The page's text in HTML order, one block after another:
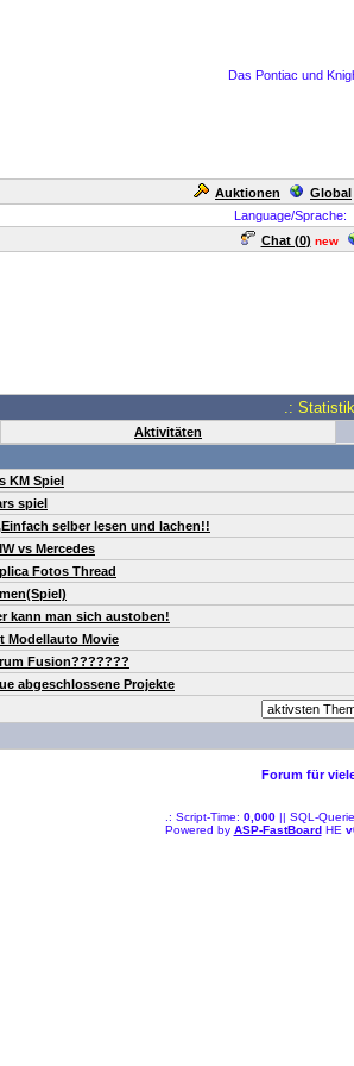
Das Pontiac und
Auktionen Global
Language/Sprache:
Chat (0) new
.:
Aktivitäten
KM Spiel
spiel
selber lesen und lachen!!
vs Mercedes
Fotos Thread
kann man sich austoben!
Modellauto Movie
Fusion???????
abgeschlossene Projekte
Forum für
.: Script-Time: 0,000|| SQL-
Powered by ASP-FastBoardHE